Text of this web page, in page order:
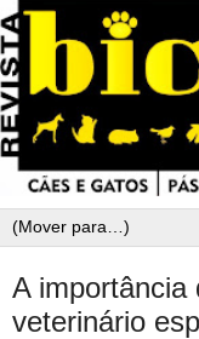
A importância
veterinário